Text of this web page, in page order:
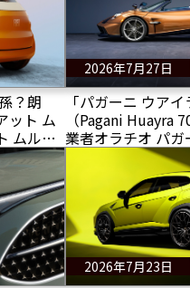
？朗
ット ム
ムルテ
た！
2026年7月27日
「パガーニ ウア
（Pagani Huayra
業者オラチオ パ
日を祝し、パガー
モデルのウアイ
レチョが新たに登
2026年7月23日